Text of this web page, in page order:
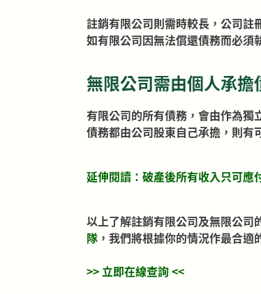
註銷有限公司則需時較長，公司註
如有限公司因無法償還債務而必須
無限公司需由個人承擔
有限公司的所有債務，會由作為獨
債務都由公司股東自己承擔，則有
延伸閱讀： 破產後所有收入只可應
以上了解註銷有限公司及無限公司
隊 ，我們將根據你的情況作最合適
>> 立即在線查詢<<